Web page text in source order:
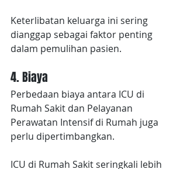
Keterlibatan keluarga ini sering
dianggap sebagai faktor penting
dalam pemulihan pasien.
4. Biaya
Perbedaan biaya antara ICU di
Rumah Sakit dan Pelayanan
Perawatan Intensif di Rumah juga
perlu dipertimbangkan.
ICU di Rumah Sakit seringkali lebih